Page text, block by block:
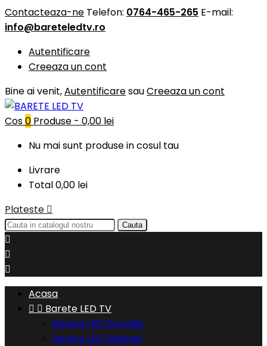
Contacteaza-ne Telefon: 0764-465-265 E-mail:
info@bareteledtv.ro
Autentificare
Creeaza un cont
Bine ai venit,AutentificaresauCreeaza un cont
Cos0 Produse - 0,00 lei
Nu mai sunt produse in cosul tau
Livrare
Total0,00 lei
Plateste 
Cauta



Acasa
  Barete LED TV
Barete LED Grundig
Barete LED Hisense